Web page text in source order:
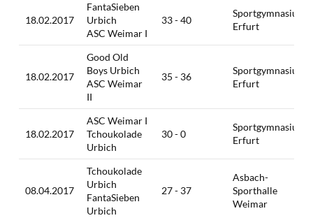
18.02.2017
FantaSieben
Urbich
ASC Weimar I
33 - 40
Sportgymnasium
Erfurt
18.02.2017
Good Old
Boys Urbich
ASC Weimar
II
35 - 36
Sportgymnasium
Erfurt
18.02.2017
ASC Weimar I
Tchoukolade
Urbich
30 - 0
Sportgymnasium
Erfurt
08.04.2017
Tchoukolade
Urbich
FantaSieben
Urbich
27 - 37
Asbach-
Sporthalle
Weimar